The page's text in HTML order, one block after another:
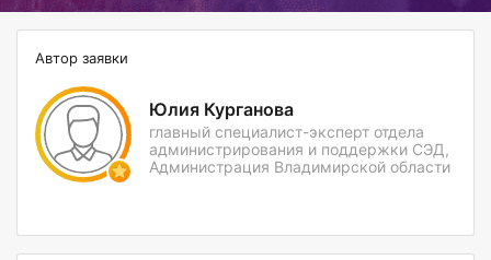
Автор заявки
Юлия Курганова
главный специалист-эксперт отдела
администрирования и поддержки СЭД,
Администрация Владимирской области